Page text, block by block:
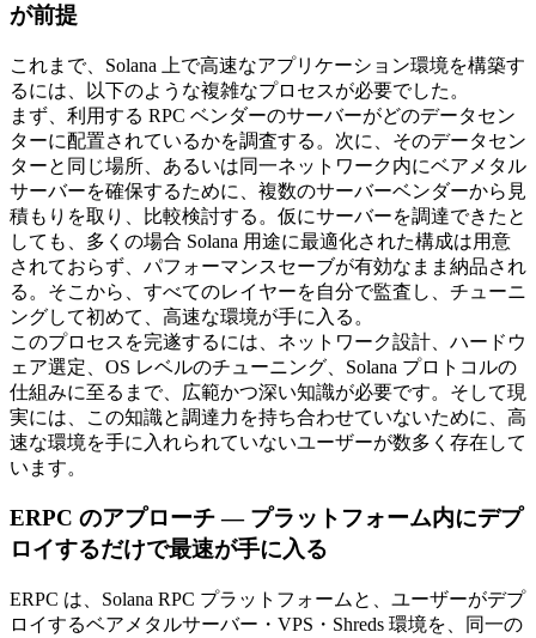
が前提
これまで、Solana 上で高速なアプリケーション環境を構築す
るには、以下のような複雑なプロセスが必要でした。
まず、利用する RPC ベンダーのサーバーがどのデータセン
ターに配置されているかを調査する。次に、そのデータセン
ターと同じ場所、あるいは同一ネットワーク内にベアメタル
サーバーを確保するために、複数のサーバーベンダーから見
積もりを取り、比較検討する。仮にサーバーを調達できたと
しても、多くの場合 Solana 用途に最適化された構成は用意
されておらず、パフォーマンスセーブが有効なまま納品され
る。そこから、すべてのレイヤーを自分で監査し、チューニ
ングして初めて、高速な環境が手に入る。
このプロセスを完遂するには、ネットワーク設計、ハードウ
ェア選定、OS レベルのチューニング、Solana プロトコルの
仕組みに至るまで、広範かつ深い知識が必要です。そして現
実には、この知識と調達力を持ち合わせていないために、高
速な環境を手に入れられていないユーザーが数多く存在して
います。
ERPC のアプローチ — プラットフォーム内にデプ
ロイするだけで最速が手に入る
ERPC は、Solana RPC プラットフォームと、ユーザーがデプ
ロイするベアメタルサーバー・VPS・Shreds 環境を、同一の